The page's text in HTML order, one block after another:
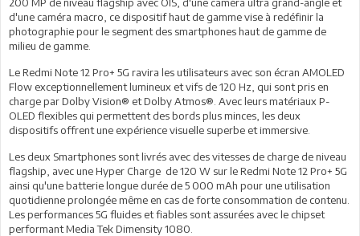
d'une caméra macro, ce dispositif haut de gamme vise à redéfinir la
photographie pour le segment des smartphones haut de gamme de
milieu de gamme.
Le Redmi Note 12 Pro+ 5G ravira les utilisateurs avec son écran AMOLED
Flow exceptionnellement lumineux et vifs de 120 Hz, qui sont pris en
charge par Dolby Vision® et Dolby Atmos®. Avec leurs matériaux P-
OLED flexibles qui permettent des bords plus minces, les deux
dispositifs offrent une expérience visuelle superbe et immersive.
Les deux Smartphones sont livrés avec des vitesses de charge de niveau
flagship, avec une Hyper Charge de 120 W sur le Redmi Note 12 Pro+ 5G
ainsi qu'une batterie longue durée de 5 000 mAh pour une utilisation
quotidienne prolongée même en cas de forte consommation de contenu.
Les performances 5G fluides et fiables sont assurées avec le chipset
performant Media Tek Dimensity 1080.